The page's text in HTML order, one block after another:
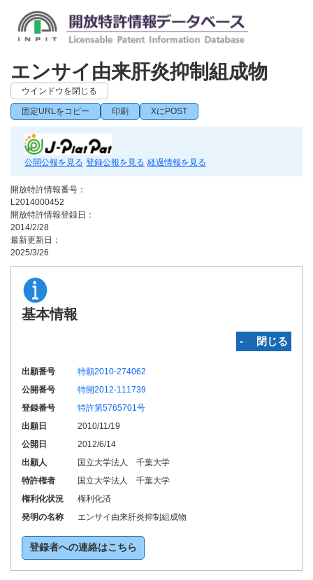
エンサイ由来肝炎抑制組成物
ウインドウを閉じる
固定URLをコピー 印刷 XにPOST
公開公報を見る 登録公報を見る 経過情報を見る
開放特許情報番号：
L2014000452
開放特許情報登録日：
2014/2/28
最新更新日：
2025/3/26
基本情報
‐ 閉じる
出願番号
特願2010-274062
公開番号
特開2012-111739
登録番号
特許第5765701号
出願日
2010/11/19
公開日
2012/6/14
出願人
国立大学法人 千葉大学
特許権者
国立大学法人 千葉大学
権利化状況
権利化済
発明の名称
エンサイ由来肝炎抑制組成物
登録者への連絡はこちら